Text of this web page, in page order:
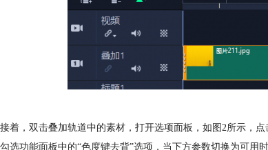
接着，双击叠加轨道中的素材，打开选项面板，如图2所示，点
勾选功能面板中的“色度键去背”选项，当下方参数切换为可